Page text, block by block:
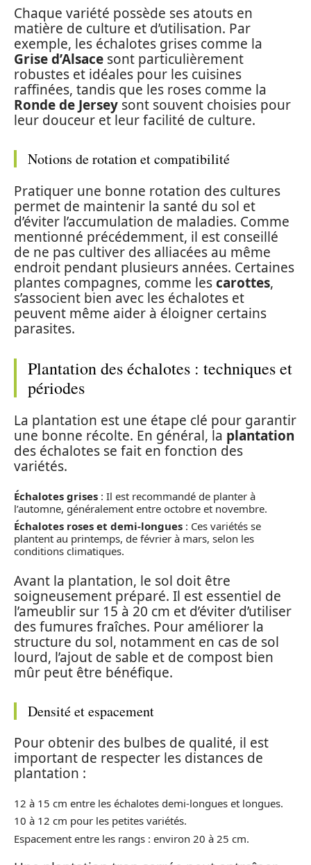
Chaque variété possède ses atouts en
matière de culture et d’utilisation. Par
exemple, les échalotes grises comme la
Grise d’Alsace sont particulièrement
robustes et idéales pour les cuisines
raffinées, tandis que les roses comme la
Ronde de Jersey sont souvent choisies pour
leur douceur et leur facilité de culture.
Notions de rotation et compatibilité
Pratiquer une bonne rotation des cultures
permet de maintenir la santé du sol et
d’éviter l’accumulation de maladies. Comme
mentionné précédemment, il est conseillé
de ne pas cultiver des alliacées au même
endroit pendant plusieurs années. Certaines
plantes compagnes, comme lescarottes,
s’associent bien avec les échalotes et
peuvent même aider à éloigner certains
parasites.
Plantation des échalotes : techniques et
périodes
La plantation est une étape clé pour garantir
une bonne récolte. En général, la plantation
des échalotes se fait en fonction des
variétés.
Échalotes grises : Il est recommandé de planter à
l’automne, généralement entre octobre et novembre.
Échalotes roses et demi-longues : Ces variétés se
plantent au printemps, de février à mars, selon les
conditions climatiques.
Avant la plantation, le sol doit être
soigneusement préparé. Il est essentiel de
l’ameublir sur 15 à 20 cm et d’éviter d’utiliser
des fumures fraîches. Pour améliorer la
structure du sol, notamment en cas de sol
lourd, l’ajout de sable et de compost bien
mûr peut être bénéfique.
Densité et espacement
Pour obtenir des bulbes de qualité, il est
important de respecter les distances de
plantation :
12 à 15 cm entre les échalotes demi-longues et longues.
10 à 12 cm pour les petites variétés.
Espacement entre les rangs : environ 20 à 25 cm.